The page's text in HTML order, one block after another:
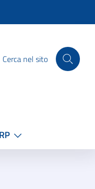
Cerca nel sito